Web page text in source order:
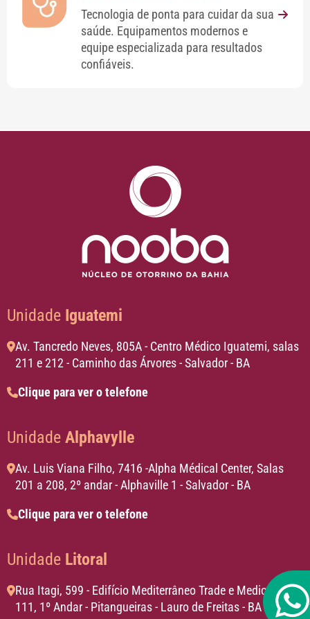
Tecnologia de ponta para cuidar da sua
saúde. Equipamentos modernos e
equipe especializada para resultados
confiáveis.
Unidade Iguatemi
Av. Tancredo Neves, 805A - Centro Médico Iguatemi, salas
211 e 212 - Caminho das Árvores - Salvador - BA
Clique para ver o telefone
Unidade Alphavylle
Av. Luis Viana Filho, 7416 -Alpha Médical Center, Salas
201 a 208, 2º andar - Alphaville 1 - Salvador - BA
Clique para ver o telefone
Unidade Litoral
Rua Itagi, 599 - Edifício Mediterrâneo Trade e Medical, sala
111, 1º Andar - Pitangueiras - Lauro de Freitas - BA